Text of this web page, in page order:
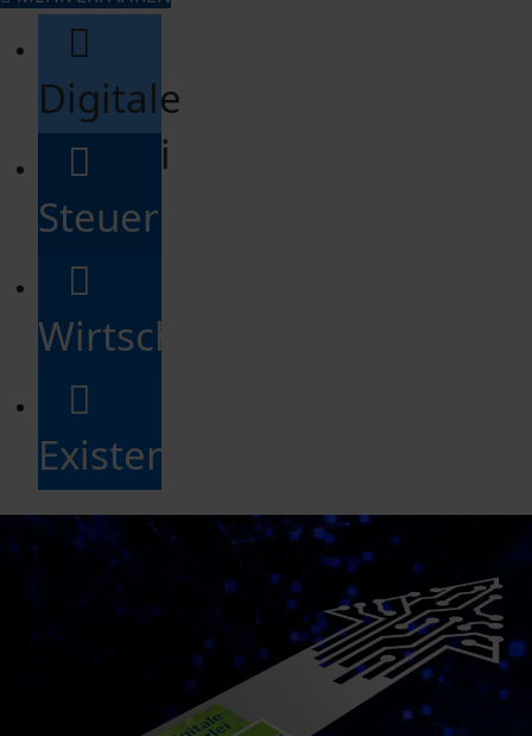
Digitale
Kanzlei
Steuerberatung
Wirtschaftsberatung
Existenzgründung